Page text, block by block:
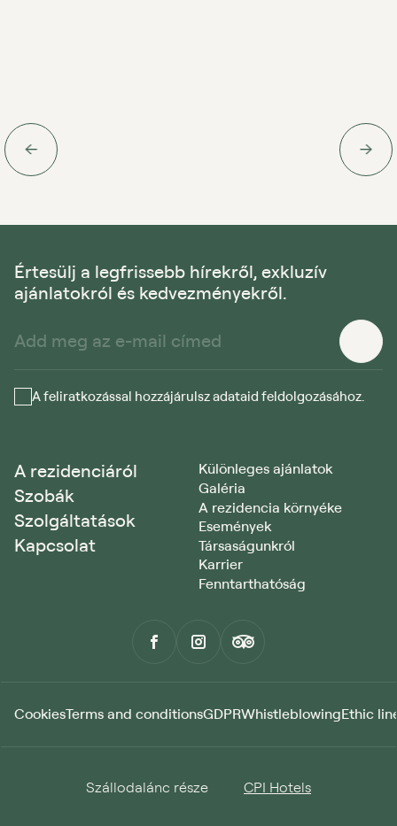
A rezidenciáról
Szobák
Szolgáltatások
Kapcsolat
Különleges ajánlatok
Galéria
A rezidencia környéke
Események
Társaságunkról
Karrier
Fenntarthatóság
Értesülj a legfrissebb hírekről, exkluzív
ajánlatokról és kedvezményekről.
A feliratkozással hozzájárulsz adataid feldolgozásához.
CookiesTerms and conditionsGDPRWhistleblowingEthic
Szállodalánc része CPI Hotels